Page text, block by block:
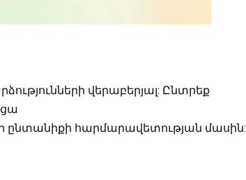
վերաբերյալ: Ընտրեք
ընտանիքի հարմարավետության մասին: